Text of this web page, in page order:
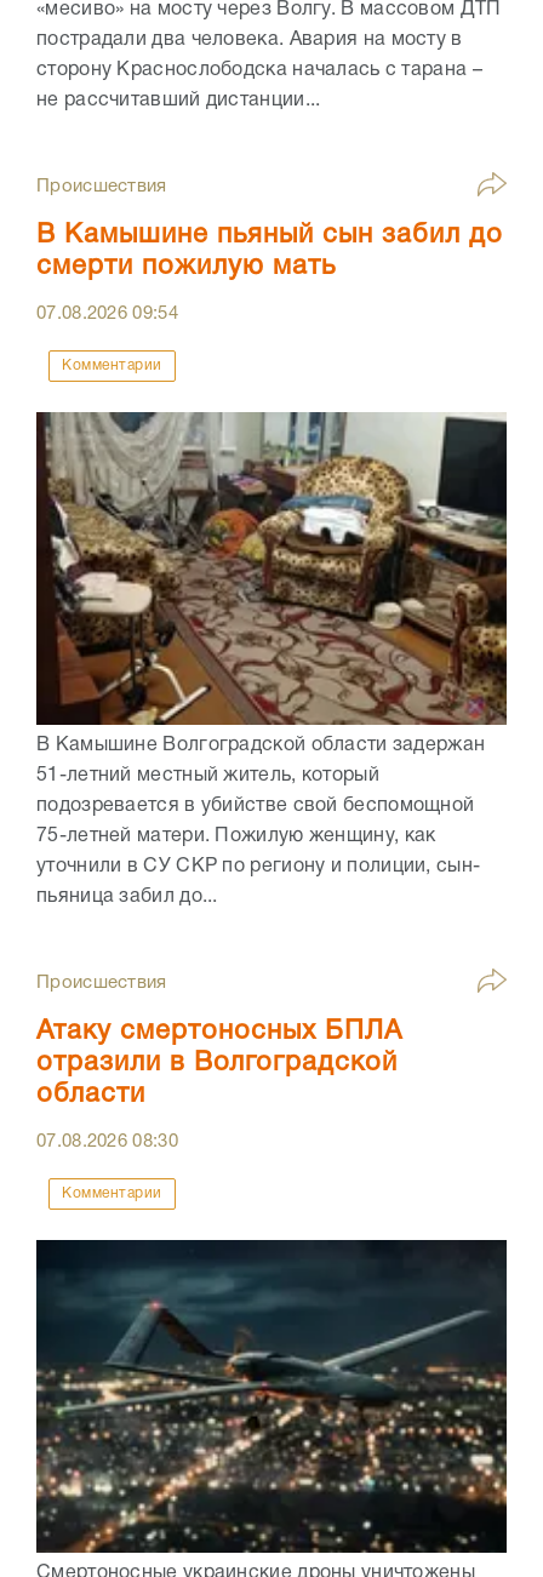
«месиво» на мосту через Волгу. В массовом ДТП
пострадали два человека. Авария на мосту в
сторону Краснослободска началась с тарана –
не рассчитавший дистанции...
Происшествия
В Камышине пьяный сын забил до
смерти пожилую мать
07.08.202609:54
Комментарии
В Камышине Волгоградской области задержан
51-летний местный житель, который
подозревается в убийстве свой беспомощной
75-летней матери. Пожилую женщину, как
уточнили в СУ СКР по региону и полиции, сын-
пьяница забил до...
Происшествия
Атаку смертоносных БПЛА
отразили в Волгоградской
области
07.08.202608:30
Комментарии
Смертоносные украинские дроны уничтожены